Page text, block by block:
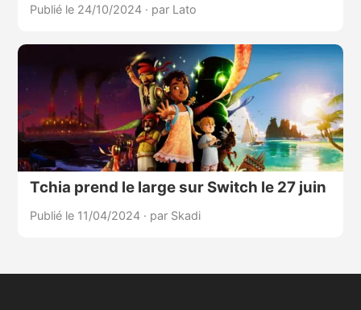
Publié le 24/10/2024 · par Lato
Tchia prend le large sur Switch le 27 juin
Publié le 11/04/2024 · par Skadi